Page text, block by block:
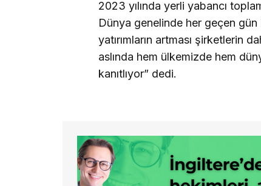
2023 yılında yerli yabancı
Dünya genelinde her geçen gün
yatırımların artması şirketlerin
aslında hem ülkemizde hem
kanıtlıyor” dedi.